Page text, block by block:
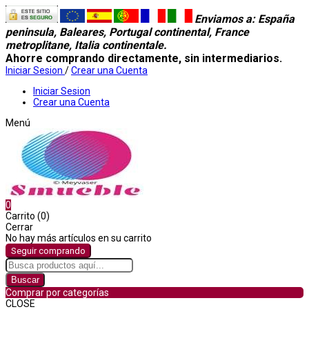
Enviamos a: España
peninsula, Baleares, Portugal continental, France
metroplitane, Italia continentale.
Ahorre comprando directamente, sin intermediarios.
Iniciar Sesion /Crear una Cuenta
Iniciar Sesion
Crear una Cuenta
Menú
0
Carrito (0)
Cerrar
No hay más artículos en su carrito
Seguir comprando
Buscar
Comprar por categorías
CLOSE